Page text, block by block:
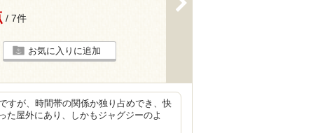
/ 7件
お気に入りに追加
すが、時間帯の関係か独り占めでき、快
た屋外にあり、しかもジャグジーのよ